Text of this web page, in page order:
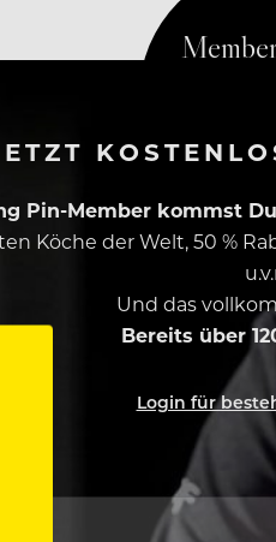
Pin-Member kommst
Köche der Welt, 50 %
Und das
Bereits über
Login für